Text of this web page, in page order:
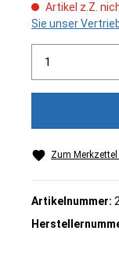
Artikel z.Z.
Sie unser
Produkt
Zum
Artikelnummer: